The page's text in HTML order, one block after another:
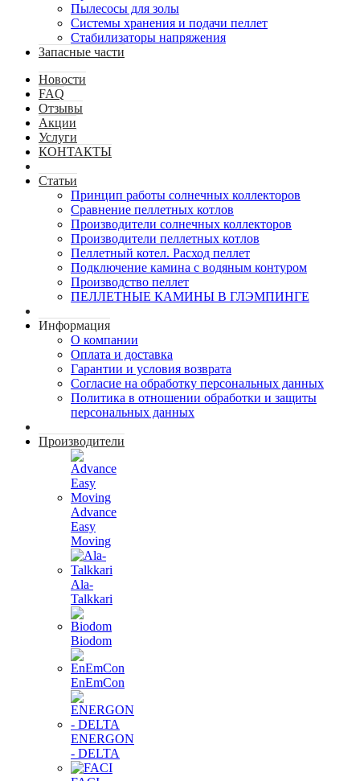
Пылесосы для золы
Системы хранения и подачи пеллет
Стабилизаторы напряжения
Запасные части
Новости
FAQ
Отзывы
Акции
Услуги
КОНТАКТЫ
Статьи
Принцип работы солнечных коллекторов
Сравнение пеллетных котлов
Производители солнечных коллекторов
Производители пеллетных котлов
Пеллетный котел. Расход пеллет
Подключение камина с водяным контуром
Производство пеллет
ПЕЛЛЕТНЫЕ КАМИНЫ В ГЛЭМПИНГЕ
Информация
О компании
Оплата и доставка
Гарантии и условия возврата
Согласие на обработку персональных данных
Политика в отношении обработки и защиты
персональных данных
Производители
Advance
Easy
Moving
Ala-
Talkkari
Biodom
EnEmCon
ENERGON
- DELTA